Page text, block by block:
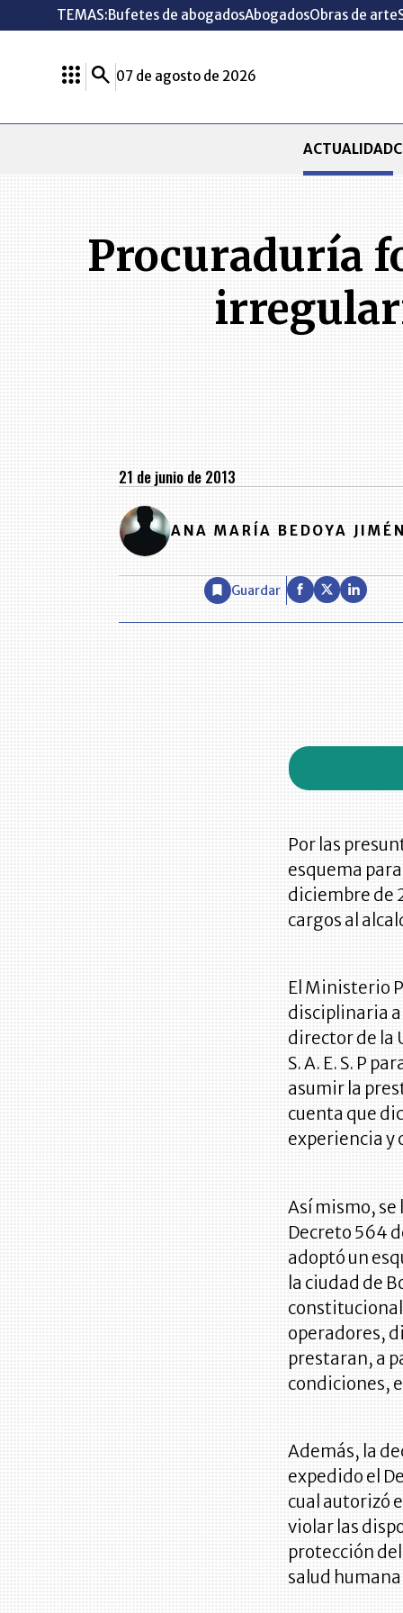
TEMAS:Bufetes de abogadosAbogadosObras de arte
07 de agosto de 2026
ACTUALIDAD
Procuraduría
21 de junio de 2013
ANA MARÍA BEDOYA
Guardar
Por las
esquema
diciembre de
cargos al
El Ministerio
disciplinaria
director de la
S. A. E. S. P
asumir la
cuenta que
experiencia y
Así mismo, se
Decreto 564
adoptó un
la ciudad de
operadores,
prestaran, a
condiciones,
Además, la
expedido el
cual autorizó
violar las
protección
salud